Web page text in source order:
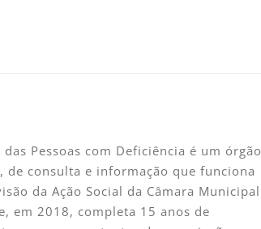
Pessoas com Deficiência é um órgão
de consulta e informação que funciona
da Ação Social da Câmara Municipal
em 2018, completa 15 anos de